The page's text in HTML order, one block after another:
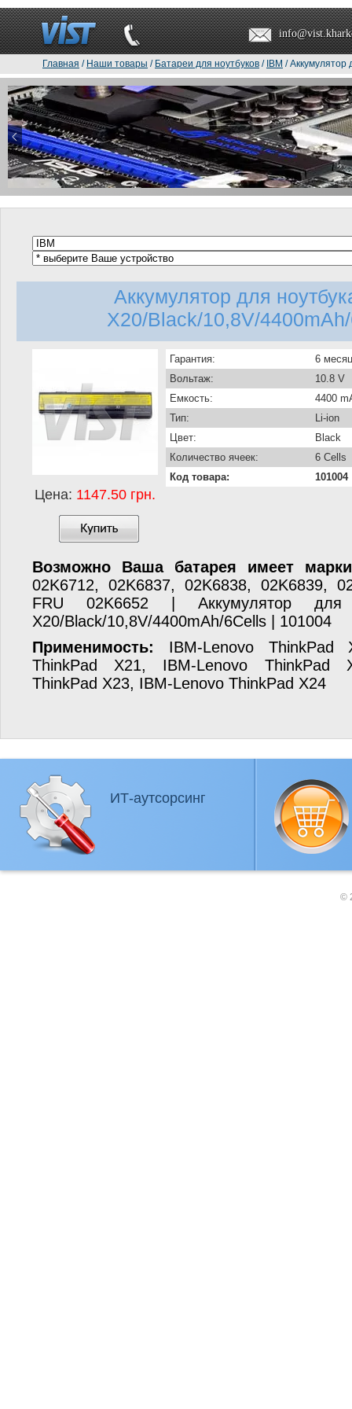
Главная / Наши товары / Батареи для ноутбуков / IBM / Аккумулятор
Аккумулятор для
X20/Black/10,8V/
Цена: 1147.50 грн.
Гарантия:
6
Вольтаж:
10.8 V
Емкость:
4400
Тип:
Li-ion
Цвет:
Black
Количество ячеек:
6 Cells
Код товара:
101004
Возможно Ваша батарея имеет
02K6712, 02K6837, 02K6838, 02K6839,
FRU 02K6652 | Аккумулятор для
X20/Black/10,8V/4400mAh/6Cells | 101004
Применимость: IBM-Lenovo ThinkPad
ThinkPad X21, IBM-Lenovo ThinkPad
ThinkPad X23, IBM-Lenovo ThinkPad X24
ИТ-аутсорсинг
©